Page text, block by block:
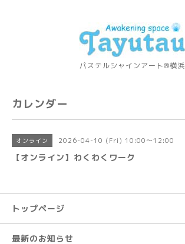
パステルシャインアート®横浜
カレンダー
オンライン 2026-04-10 (Fri) 10:00～12:00
【オンライン】わくわくワーク
トップページ
最新のお知らせ